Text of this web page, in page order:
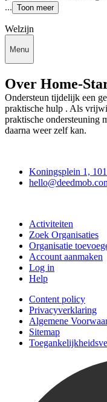
... Toon meer
Welzijn
Menu
Over Home-
Ondersteun tijdelijk een
praktische hulp . Als
praktische ondersteuning
daarna weer zelf kan.
Koningsplein 1,
Activiteiten
Zoek Organisaties
Organisatie
Account aanmaken
Log in
Help
Content policy
Privacyverklaring
Algemene
Sitemap